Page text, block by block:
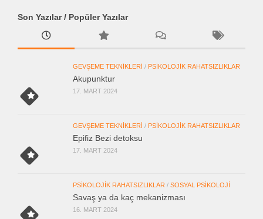
Son Yazılar / Popüler Yazılar
GEVŞEME TEKNIKLERI / PSIKOLOJIK RAHATSIZLIKLAR
Akupunktur
17. MART 2024
GEVŞEME TEKNIKLERI / PSIKOLOJIK RAHATSIZLIKLAR
Epifiz Bezi detoksu
17. MART 2024
PSIKOLOJIK RAHATSIZLIKLAR / SOSYAL PSIKOLOJI
Savaş ya da kaç mekanizması
16. MART 2024